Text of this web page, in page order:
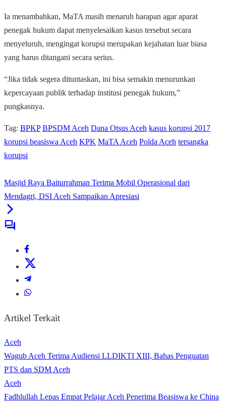
Ia menambahkan, MaTA masih menaruh harapan agar aparat
penegak hukum dapat menyelesaikan kasus tersebut secara
menyeluruh, mengingat korupsi merupakan kejahatan luar biasa
yang harus ditangani secara serius.
“Jika tidak segera dituntaskan, ini bisa semakin menurunkan
kepercayaan publik terhadap institusi penegak hukum,”
pungkasnya.
Tag: BPKP BPSDM Aceh Dana Otsus Aceh kasus korupsi 2017
korupsi beasiswa Aceh KPK MaTA Aceh Polda Aceh tersangka
korupsi
Masjid Raya Baiturrahman Terima Mobil Operasional dari
Mendagri, DSI Aceh Sampaikan Apresiasi
Artikel Terkait
Aceh
Wagub Aceh Terima Audiensi LLDIKTI XIII, Bahas Penguatan
PTS dan SDM Aceh
Aceh
Fadhlullah Lepas Empat Pelajar Aceh Penerima Beasiswa ke China